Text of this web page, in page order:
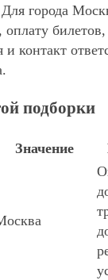
Для города
оплату
и контакт
подборки
Значение